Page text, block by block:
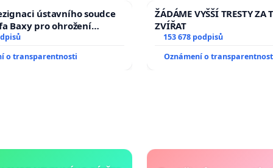
ústavního soudce
Baxy pro ohrožení
spravedlivý proces
o transparentnosti
ŽÁDÁME VYŠŠÍ TRESTY ZA
ZVÍŘAT
153 678 podpisů
Oznámení o